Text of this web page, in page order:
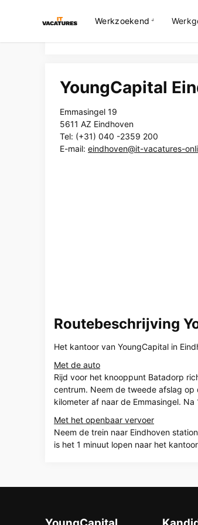
Werkzoekend
YoungCapital
Emmasingel 19
5611 AZ Eindhoven
Tel: (+31) 040 -2359 200
E-mail: eindhoven@it-vacatures-
Routebeschrijving
Het kantoor van YoungCapital in
Met de auto
Rijd voor het knooppunt Batadorp
centrum. Neem de tweede afslag op
kilometer af naar de Emmasingel.
Met het openbaar vervoer
Neem de trein naar Eindhoven
is het 1 minuut lopen naar het